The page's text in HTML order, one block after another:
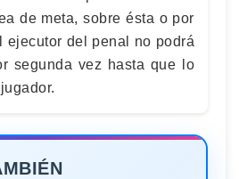
de meta, sobre ésta o por
ejecutor del penal no podrá
segunda vez hasta que lo